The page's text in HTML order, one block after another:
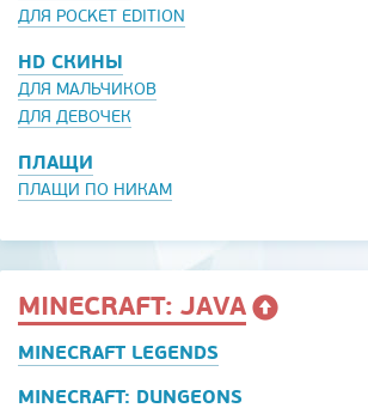
ДЛЯ POCKET EDITION
HD СКИНЫ
ДЛЯ МАЛЬЧИКОВ
ДЛЯ ДЕВОЧЕК
ПЛАЩИ
ПЛАЩИ ПО НИКАМ
MINECRAFT: JAVA
MINECRAFT LEGENDS
MINECRAFT: DUNGEONS